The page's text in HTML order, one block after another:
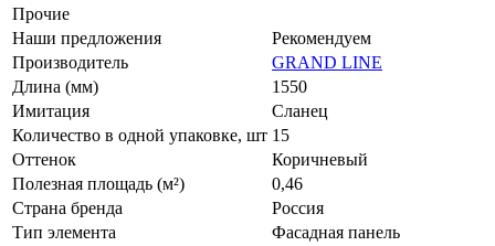
Прочие
Наши предложения
Рекомендуем
Производитель
GRAND LINE
Длина (мм)
1550
Имитация
Сланец
Количество в одной упаковке, шт 15
Оттенок
Коричневый
Полезная площадь (м²)
0,46
Страна бренда
Россия
Тип элемента
Фасадная панель